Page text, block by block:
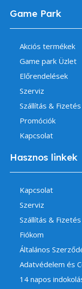
Game Park
Akciós termékek
Game park Üzlet
Előrendelések
Szerviz
Szállítás & Fizetés
Promóciók
Kapcsolat
Hasznos linkek
Kapcsolat
Szerviz
Szállítás & Fizetés
Fiókom
Általános
Adatvédelem és
14 napos